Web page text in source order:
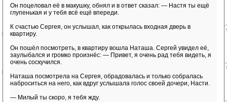
Он поцеловал её в макушку, обнял и в ответ сказал: — Настя ты ещё
глупенькая и у тебя всё ещё впереди.
К счастью Сергея, он услышал, как открылась входная дверь в
квартиру.
Он пошёл посмотреть, в квартиру вошла Наташа. Сергей увидел её,
заулыбался и громко произнёс: — Привет, я очень рад тебя видеть, я
очень соскучился.
Наташа посмотрела на Сергея, обрадовалась и только собралась
наброситься на него, как вдруг услышала голос своей дочери, Насти.
— Милый ты скоро, я тебя жду.